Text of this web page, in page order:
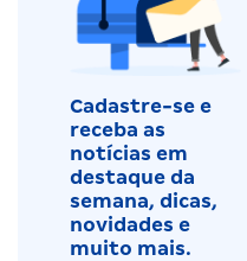
Cadastre-se e
receba as
notícias em
destaque da
semana, dicas,
novidades e
muito mais.